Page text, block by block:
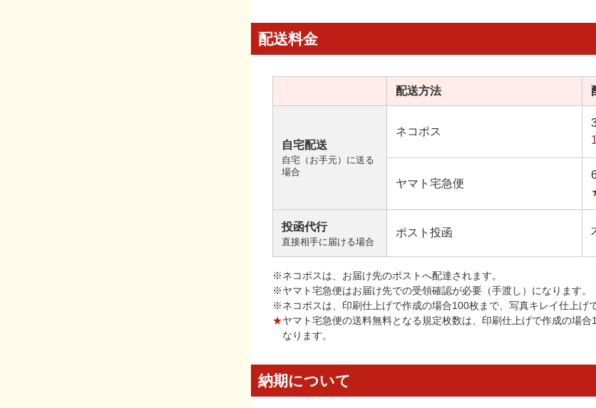
配送料金
配送方法
自宅配送
自宅（お手元）に送る
場合
ネコポス
ヤマト宅急便
投函代行
直接相手に届ける場合
ポスト投函
※ネコポスは、お届け先のポストへ配達されます。
※ヤマト宅急便はお届け先での受領確認が必要（手渡し）になります。
※ネコポスは、印刷仕上げで作成の場合100枚まで、写真キレイ仕上げ
★ヤマト宅急便の送料無料となる規定枚数は、印刷仕上げで作成の場
なります。
納期について